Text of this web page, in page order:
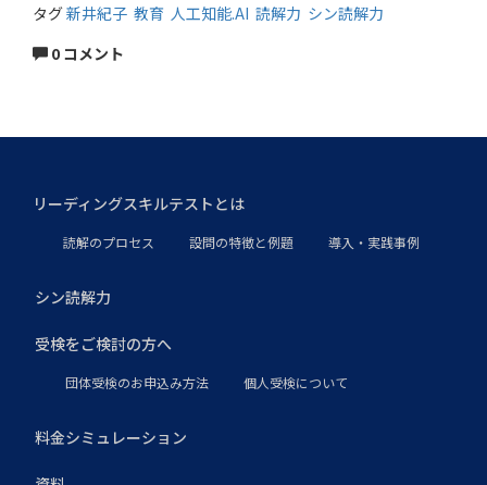
タグ新井紀子 教育 人工知能.AI 読解力 シン読解力
0 コメント
リーディングスキルテストとは
読解のプロセス 設問の特徴と例題 導入・実践事例
シン読解力
受検をご検討の方へ
団体受検のお申込み方法 個人受検について
料金シミュレーション